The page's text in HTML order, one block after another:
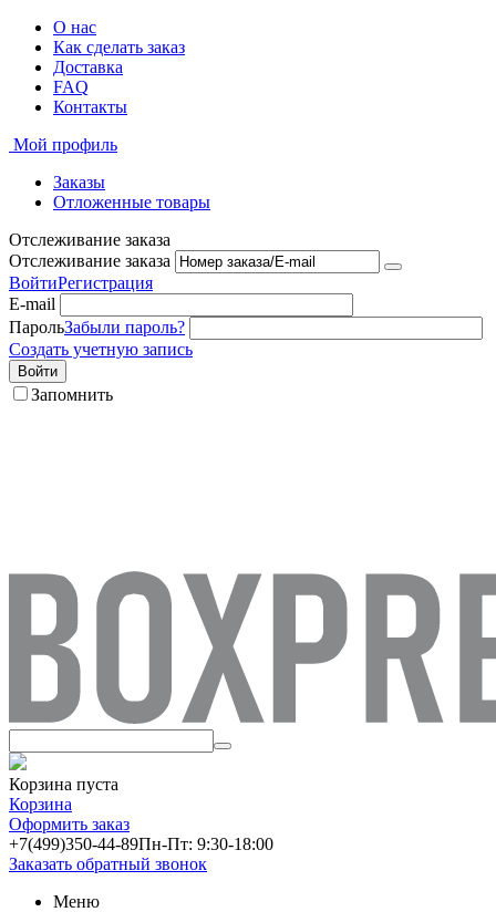
О нас
Как сделать заказ
Доставка
FAQ
Контакты
Мой профиль
Заказы
Отложенные товары
Отслеживание заказа
Отслеживание заказа
ВойтиРегистрация
E-mail
ПарольЗабыли пароль?
Создать учетную запись
Войти
Запомнить
Корзина пуста
Корзина
Оформить заказ
+7(499)350-44-89Пн-Пт: 9:30-18:00
Заказать обратный звонок
Меню